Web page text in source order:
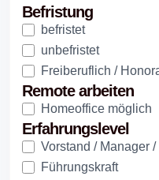
Befristung
befristet
unbefristet
Freiberuflich /
Remote arbeiten
Homeoffice möglich
Erfahrungslevel
Vorstand / Manager
Führungskraft